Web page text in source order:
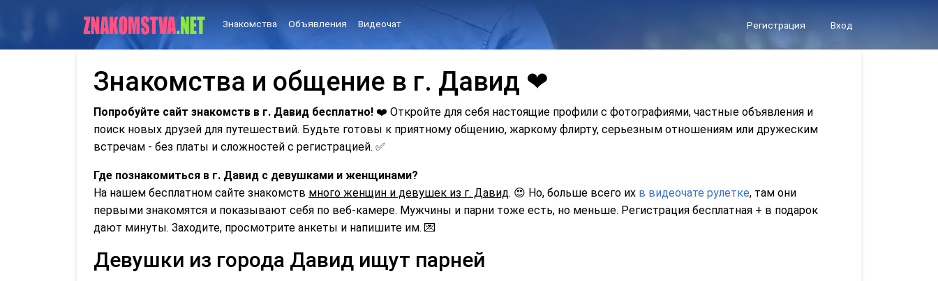
Знакомства Объявления Видеочат Регистрация Вход
Знакомства и общение в г. Давид ❤
Попробуйте сайт знакомств в г. Давид бесплатно! ❤️ Откройте для себя настоящие профили с фотографиями, частные объявления и
поиск новых друзей для путешествий. Будьте готовы к приятному общению, жаркому флирту, серьезным отношениям или дружеским
встречам - без платы и сложностей с регистрацией. ✅
Где познакомиться в г. Давид с девушками и женщинами?
На нашем бесплатном сайте знакомств много женщин и девушек из г. Давид. 😍 Но, больше всего их в видеочате рулетке, там они
первыми знакомятся и показывают себя по веб-камере. Мужчины и парни тоже есть, но меньше. Регистрация бесплатная + в подарок
дают минуты. Заходите, просмотрите анкеты и напишите им. 💌
Девушки из города Давид ищут парней